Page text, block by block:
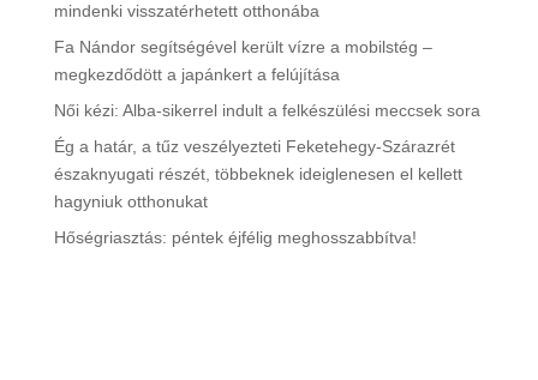
mindenki visszatérhetett otthonába
Fa Nándor segítségével került vízre a mobilstég –
megkezdődött a japánkert a felújítása
Női kézi: Alba-sikerrel indult a felkészülési meccsek sora
Ég a határ, a tűz veszélyezteti Feketehegy-Szárazrét
északnyugati részét, többeknek ideiglenesen el kellett
hagyniuk otthonukat
Hőségriasztás: péntek éjfélig meghosszabbítva!